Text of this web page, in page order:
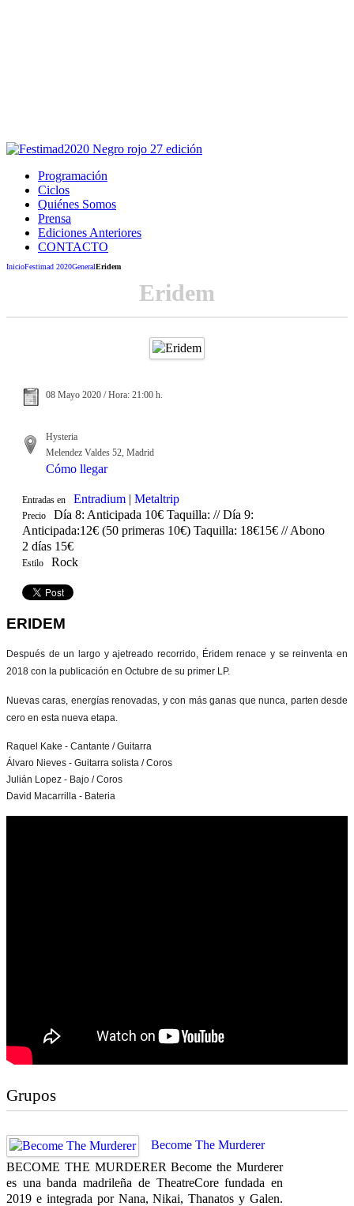
Programación
Ciclos
Quiénes Somos
Prensa
Ediciones Anteriores
CONTACTO
InicioFestimad 2020GeneralEridem
Eridem
08 Mayo 2020 / Hora: 21:00 h.
Hysteria
Melendez Valdes 52, Madrid
Cómo llegar
Entradas en Entradium | Metaltrip
Precio
Día 8: Anticipada 10€ Taquilla: // Día 9:
Anticipada:12€ (50 primeras 10€) Taquilla: 18€15€ // Abono
2 días 15€
Estilo Rock
ERIDEM
Después de un largo y ajetreado recorrido, Éridem renace y se reinventa en
2018 con la publicación en Octubre de su primer LP.
Nuevas caras, energías renovadas, y con más ganas que nunca, parten desde
cero en esta nueva etapa.
Raquel Kake - Cantante / Guitarra
Álvaro Nieves - Guitarra solista / Coros
Julián Lopez - Bajo / Coros
David Macarrilla - Bateria
Grupos
Become The Murderer
BECOME THE MURDERER Become the Murderer
es una banda madrileña de TheatreCore fundada en
2019 e integrada por Nana, Nikai, Thanatos y Galen.